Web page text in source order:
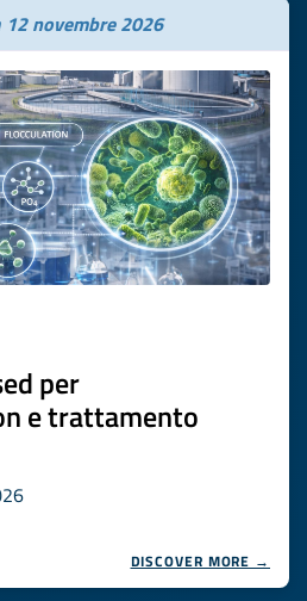
12 novembre 2026
per
e trattamento
DISCOVER MORE →